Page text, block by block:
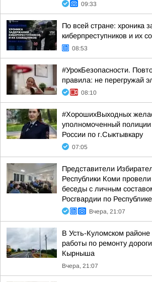
09:33
По всей стране: хроника
киберпреступников и их
08:53
#УрокБезопасности.
правила: не перегружай
08:10
#ХорошихВыходных
уполномоченный
России по г.Сыктывкару
07:05
Представители
Республики Коми
беседы с личным
Росгвардии по
Вчера, 21:07
В Усть-Куломском
работы по ремонту
Кырныша
Вчера, 21:07